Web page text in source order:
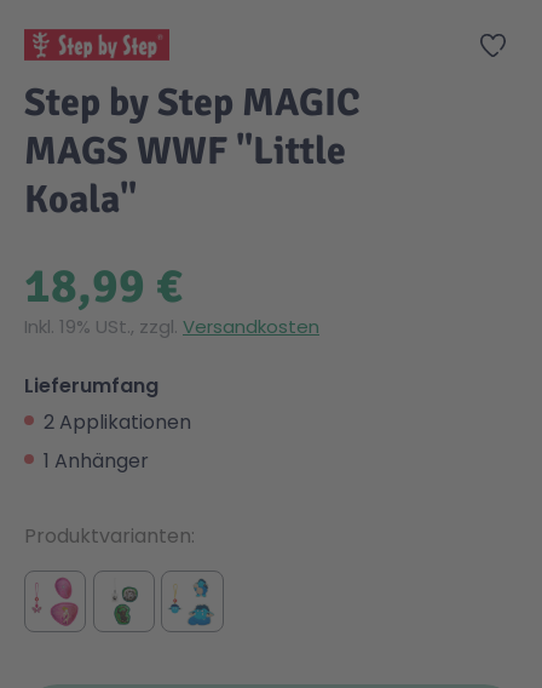
Zur
Step by Step MAGIC
MAGS WWF "Little
Koala"
18,99 €
Inkl. 19% USt., zzgl. Versandkosten
Lieferumfang
2 Applikationen
1 Anhänger
Produktvarianten